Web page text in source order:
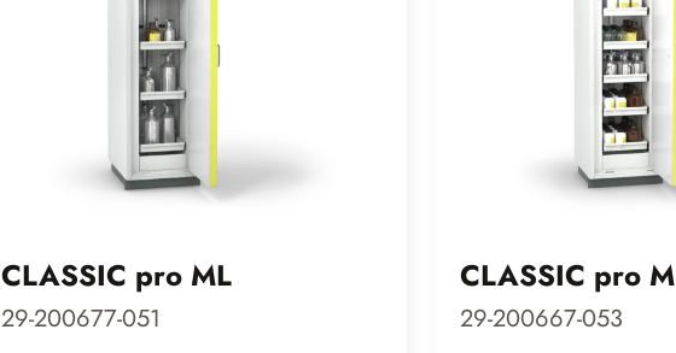
CLASSIC pro ML
29-200677-051
CLASSIC pro M
29-200667-053